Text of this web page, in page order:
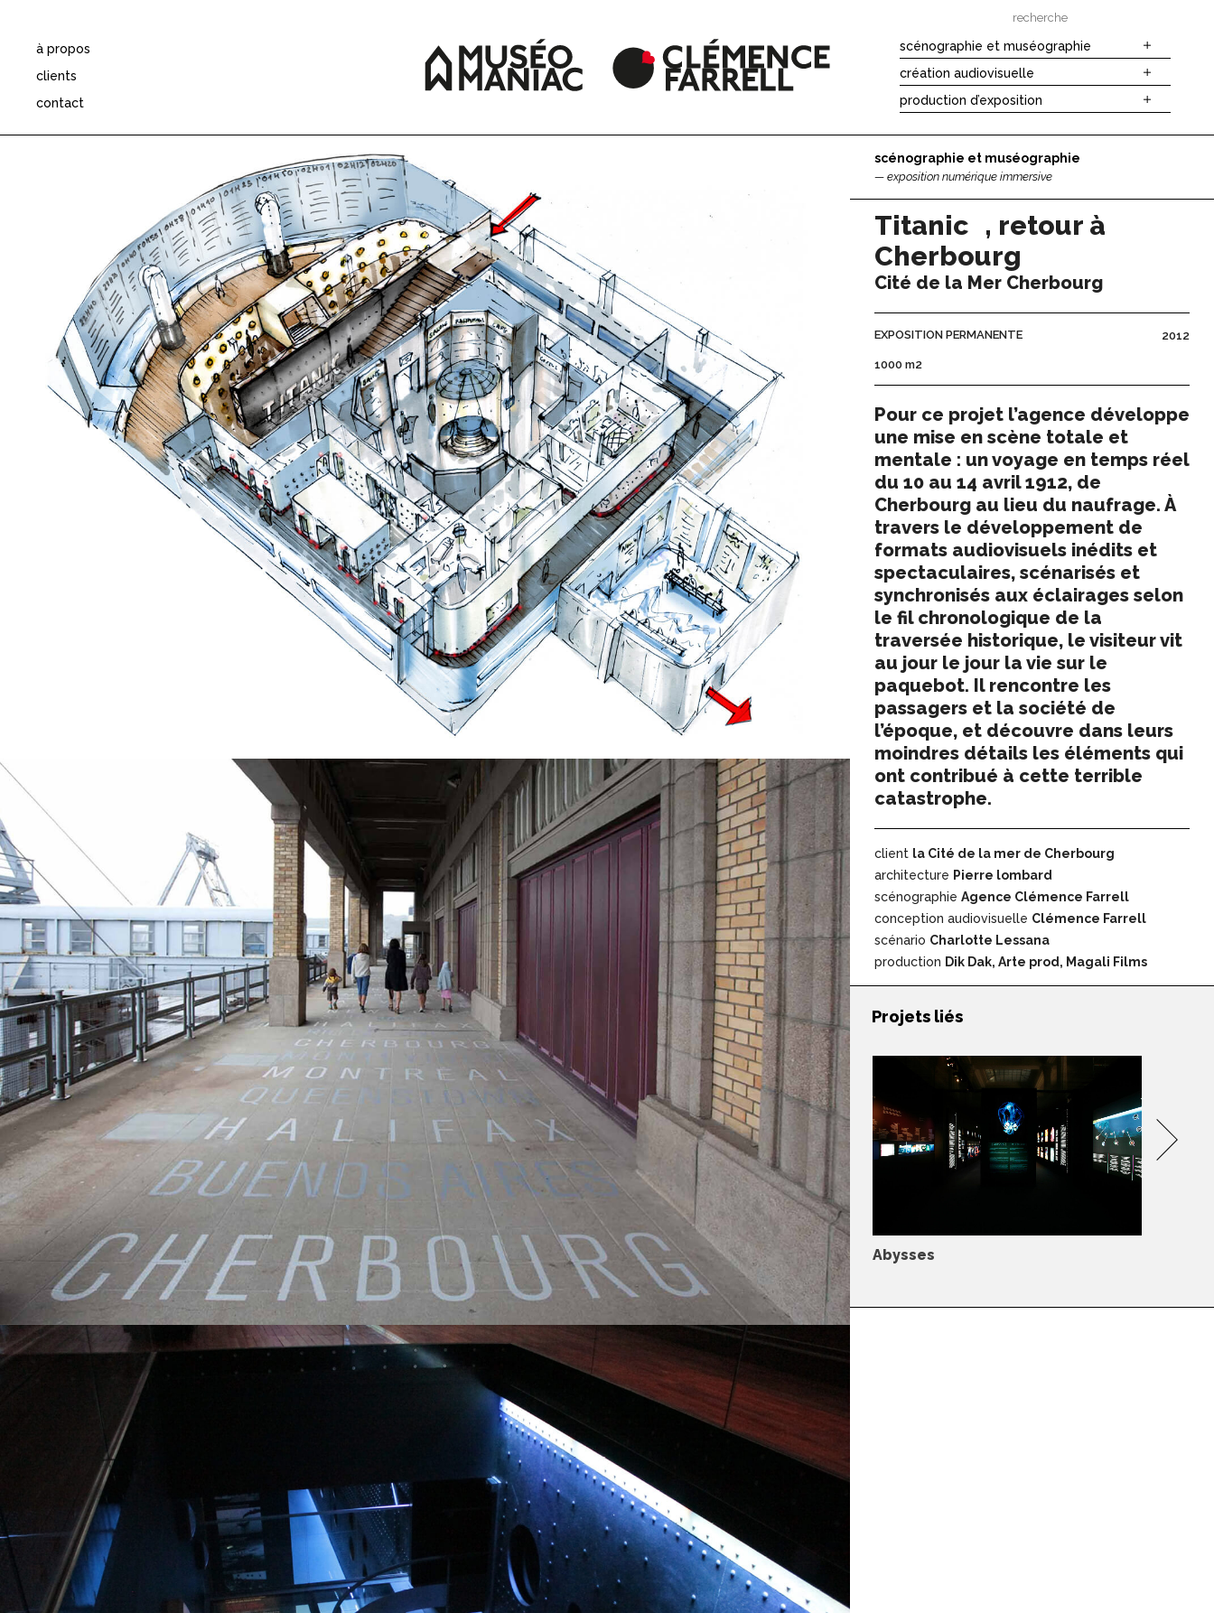
contenu
for:
à propos
clients
contact
scénographie et muséographie
création audiovisuelle
production d’exposition
scénographie et muséographie
exposition numérique immersive
Titanic , retour à
Cherbourg
Cité de la Mer Cherbourg
EXPOSITION PERMANENTE 2012
1000 m2
Pour ce projet l’agence développe
une mise en scène totale et
mentale : un voyage en temps réel
du 10 au 14 avril 1912, de
Cherbourg au lieu du naufrage. À
travers le développement de
formats audiovisuels inédits et
spectaculaires, scénarisés et
synchronisés aux éclairages selon
le fil chronologique de la
traversée historique, le visiteur vit
au jour le jour la vie sur le
paquebot. Il rencontre les
passagers et la société de
l’époque, et découvre dans leurs
moindres détails les éléments qui
ont contribué à cette terrible
catastrophe.
client la Cité de la mer de Cherbourg
architecture Pierre lombard
scénographie Agence Clémence Farrell
conception audiovisuelle Clémence Farrell
scénario Charlotte Lessana
production Dik Dak, Arte prod, Magali Films
Projets liés
Abysses Cartier Abysses